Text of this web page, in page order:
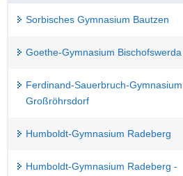
Sorbisches Gymnasium Bautzen
Goethe-Gymnasium Bischofswerda
Ferdinand-Sauerbruch-Gymnasium
Großröhrsdorf
Humboldt-Gymnasium Radeberg
Humboldt-Gymnasium Radeberg -